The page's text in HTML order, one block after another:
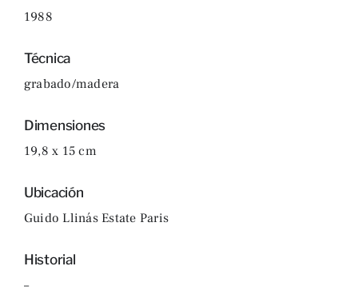
1988
Técnica
grabado/madera
Dimensiones
19,8 x 15 cm
Ubicación
Guido Llinás Estate Paris
Historial
–